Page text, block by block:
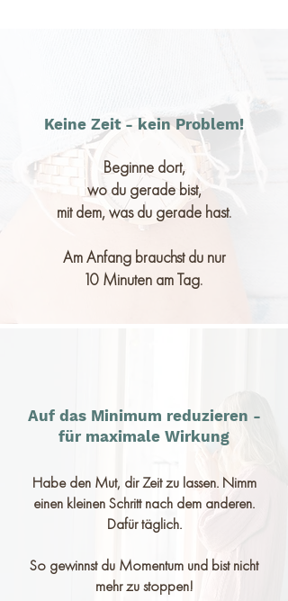
Keine Zeit -kein Problem!
Beginne dort,
wo du gerade bist,
mit dem, was du gerade hast.
Am Anfang brauchst du nur
10 Minuten am Tag.
Auf das Minimum reduzieren -
für maximale Wirkung
Habe den Mut, dir Zeit zu lassen. Nimm
einen kleinen Schritt nach dem anderen.
Dafür täglich.
So gewinnst du Momentum und bist nicht
mehr zu stoppen!